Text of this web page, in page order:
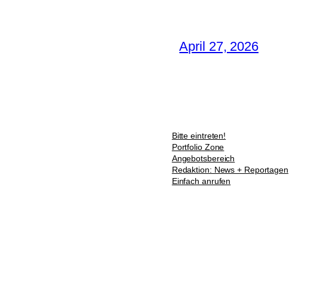
April 27, 2026
Bitte eintreten!
Portfolio Zone
Angebotsbereich
Redaktion: News + Reportagen
Einfach anrufen